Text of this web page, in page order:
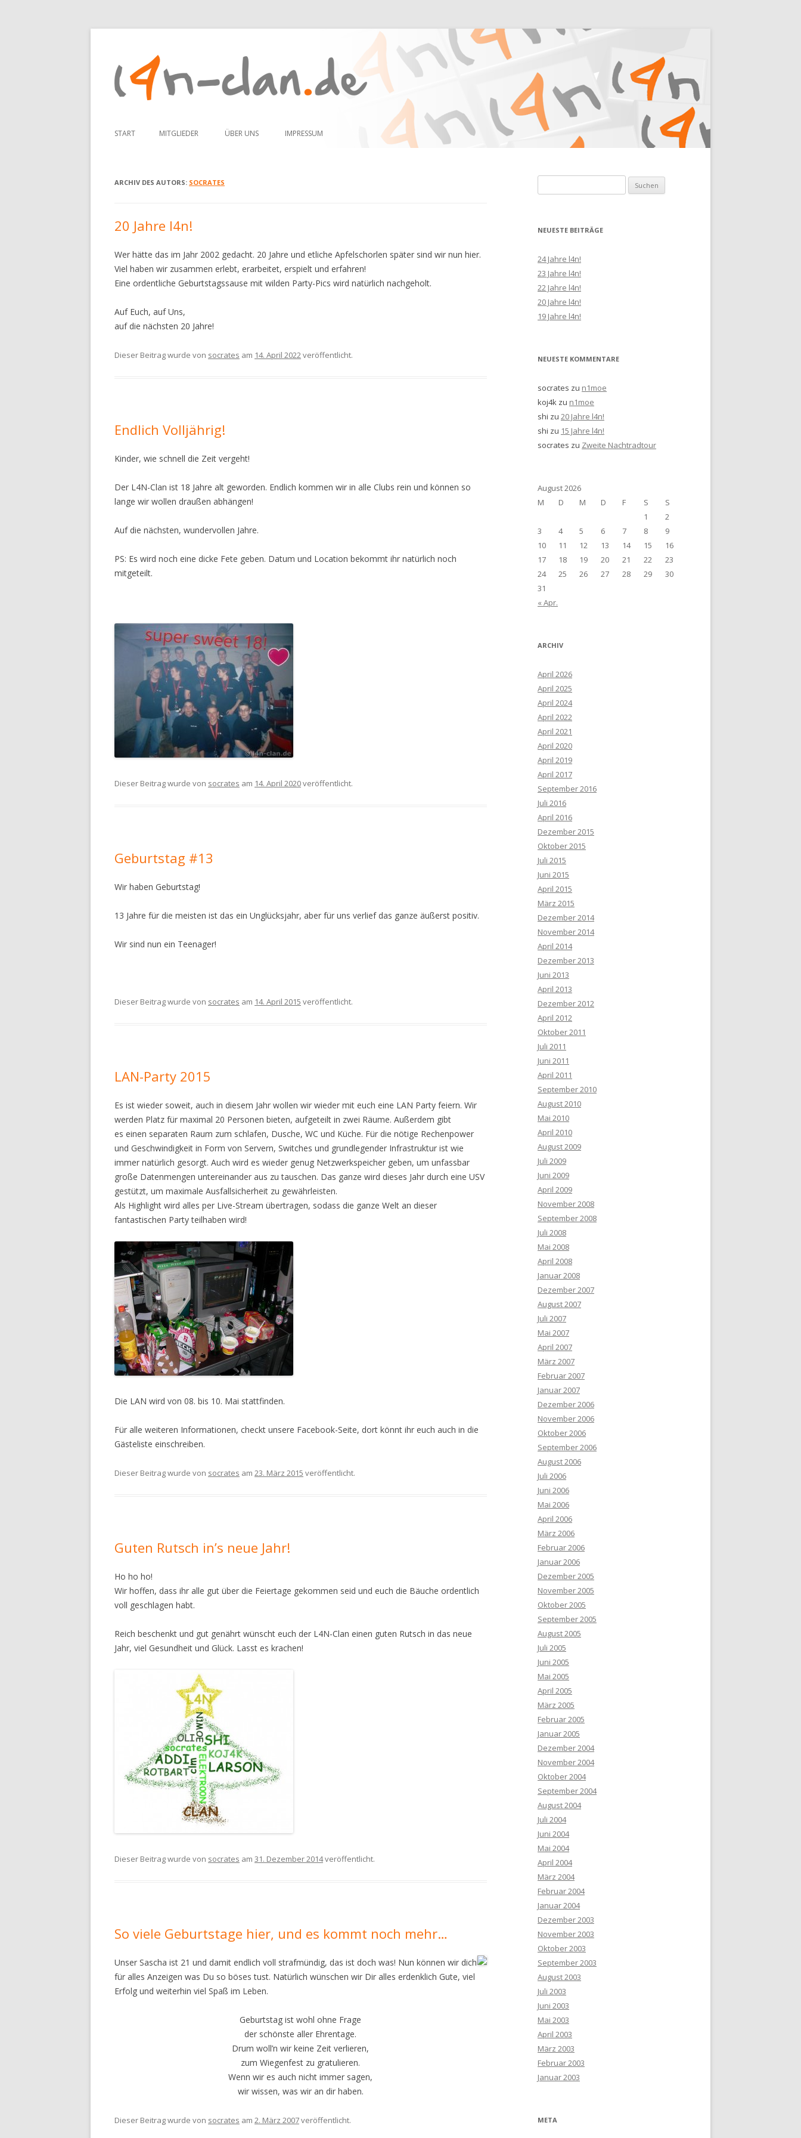
Zum
Inhalt
springen
START MITGLIEDER
ANNE
ELEKTR00N
KOJ4K
L4RSON
OLI
ROTBART
ÜBER UNS IMPRESSUM
ARCHIV DES AUTORS: SOCRATES
20 Jahre l4n!
Wer hätte das im Jahr 2002 gedacht. 20 Jahre und etliche Apfelschorlen später sind wir nun hier.
Viel haben wir zusammen erlebt, erarbeitet, erspielt und erfahren!
Eine ordentliche Geburtstagssause mit wilden Party-Pics wird natürlich nachgeholt.
Auf Euch, auf Uns,
auf die nächsten 20 Jahre!
Dieser Beitrag wurde von socrates am 14. April 2022veröffentlicht.
Endlich Volljährig!
Kinder, wie schnell die Zeit vergeht!
Der L4N-Clan ist 18 Jahre alt geworden. Endlich kommen wir in alle Clubs rein und können so
lange wir wollen draußen abhängen!
Auf die nächsten, wundervollen Jahre.
PS: Es wird noch eine dicke Fete geben. Datum und Location bekommt ihr natürlich noch
mitgeteilt.
Dieser Beitrag wurde von socrates am 14. April 2020veröffentlicht.
Geburtstag #13
Wir haben Geburtstag!
13 Jahre für die meisten ist das ein Unglücksjahr, aber für uns verlief das ganze äußerst positiv.
Wir sind nun ein Teenager!
Dieser Beitrag wurde von socrates am 14. April 2015 veröffentlicht.
LAN-Party 2015
Es ist wieder soweit, auch in diesem Jahr wollen wir wieder mit euch eine LAN Party feiern. Wir
werden Platz für maximal 20 Personen bieten, aufgeteilt in zwei Räume. Außerdem gibt
es einen separaten Raum zum schlafen, Dusche, WC und Küche. Für die nötige Rechenpower
und Geschwindigkeit in Form von Servern, Switches und grundlegender Infrastruktur ist wie
immer natürlich gesorgt. Auch wird es wieder genug Netzwerkspeicher geben, um unfassbar
große Datenmengen untereinander aus zu tauschen. Das ganze wird dieses Jahr durch eine USV
gestützt, um maximale Ausfallsicherheit zu gewährleisten.
Als Highlight wird alles per Live-Stream übertragen, sodass die ganze Welt an dieser
fantastischen Party teilhaben wird!
Die LAN wird von 08. bis 10. Mai stattfinden.
Für alle weiteren Informationen, checkt unsere Facebook-Seite, dort könnt ihr euch auch in die
Gästeliste einschreiben.
Dieser Beitrag wurde von socrates am 23. März 2015 veröffentlicht.
Guten Rutsch in’s neue Jahr!
Ho ho ho!
Wir hoffen, dass ihr alle gut über die Feiertage gekommen seid und euch die Bäuche ordentlich
voll geschlagen habt.
Reich beschenkt und gut genährt wünscht euch der L4N-Clan einen guten Rutsch in das neue
Jahr, viel Gesundheit und Glück. Lasst es krachen!
Dieser Beitrag wurde von socrates am 31. Dezember 2014veröffentlicht.
So viele Geburtstage hier, und es kommt noch mehr…
Unser Sascha ist 21 und damit endlich voll strafmündig, das ist doch was! Nun können wir dich
für alles Anzeigen was Du so böses tust. Natürlich wünschen wir Dir alles erdenklich Gute, viel
Erfolg und weiterhin viel Spaß im Leben.
Geburtstag ist wohl ohne Frage
der schönste aller Ehrentage.
Drum woll’n wir keine Zeit verlieren,
zum Wiegenfest zu gratulieren.
Wenn wir es auch nicht immer sagen,
wir wissen, was wir an dir haben.
Dieser Beitrag wurde von socrates am 2. März 2007veröffentlicht.
nach:
NEUESTE BEITRÄGE
24 Jahre l4n!
23 Jahre l4n!
22 Jahre l4n!
20 Jahre l4n!
19 Jahre l4n!
NEUESTE KOMMENTARE
socrates zu n1moe
koj4k zu n1moe
shi zu 20 Jahre l4n!
shi zu 15 Jahre l4n!
socrates zu Zweite Nachtradtour
August 2026
M
D M D F S
S
1
2
3
4 5 6 7 8
9
10
11 12 13 14 15
16
17
18 19 20 21 22
23
24
25 26 27 28 29
30
31
« Apr.
ARCHIV
April 2026
April 2025
April 2024
April 2022
April 2021
April 2020
April 2019
April 2017
September 2016
Juli 2016
April 2016
Dezember 2015
Oktober 2015
Juli 2015
Juni 2015
April 2015
März 2015
Dezember 2014
November 2014
April 2014
Dezember 2013
Juni 2013
April 2013
Dezember 2012
April 2012
Oktober 2011
Juli 2011
Juni 2011
April 2011
September 2010
August 2010
Mai 2010
April 2010
August 2009
Juli 2009
Juni 2009
April 2009
November 2008
September 2008
Juli 2008
Mai 2008
April 2008
Januar 2008
Dezember 2007
August 2007
Juli 2007
Mai 2007
April 2007
März 2007
Februar 2007
Januar 2007
Dezember 2006
November 2006
Oktober 2006
September 2006
August 2006
Juli 2006
Juni 2006
Mai 2006
April 2006
März 2006
Februar 2006
Januar 2006
Dezember 2005
November 2005
Oktober 2005
September 2005
August 2005
Juli 2005
Juni 2005
Mai 2005
April 2005
März 2005
Februar 2005
Januar 2005
Dezember 2004
November 2004
Oktober 2004
September 2004
August 2004
Juli 2004
Juni 2004
Mai 2004
April 2004
März 2004
Februar 2004
Januar 2004
Dezember 2003
November 2003
Oktober 2003
September 2003
August 2003
Juli 2003
Juni 2003
Mai 2003
April 2003
März 2003
Februar 2003
Januar 2003
META